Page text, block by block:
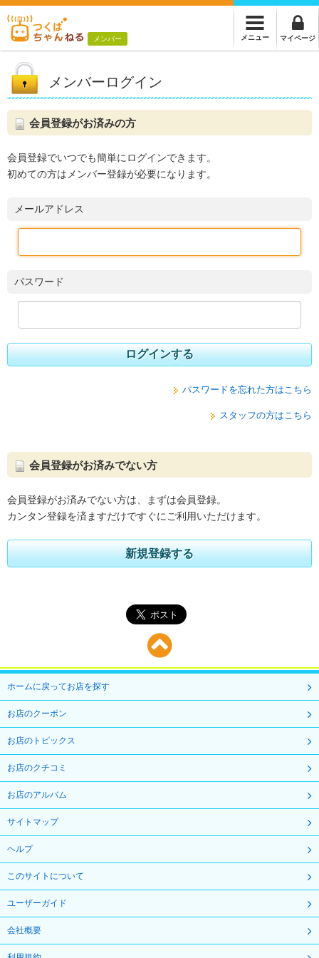
メンバー メニュー マイページ
メンバーログイン
会員登録がお済みの方
会員登録でいつでも簡単にログインできます。
初めての方はメンバー登録が必要になります。
メールアドレス
パスワード
ログインする
パスワードを忘れた方はこちら
スタッフの方はこちら
会員登録がお済みでない方
会員登録がお済みでない方は、まずは会員登録。
カンタン登録を済ますだけですぐにご利用いただけます。
新規登録する
ホームに戻ってお店を探す
お店のクーポン
お店のトピックス
お店のクチコミ
お店のアルバム
サイトマップ
ヘルプ
このサイトについて
ユーザーガイド
会社概要